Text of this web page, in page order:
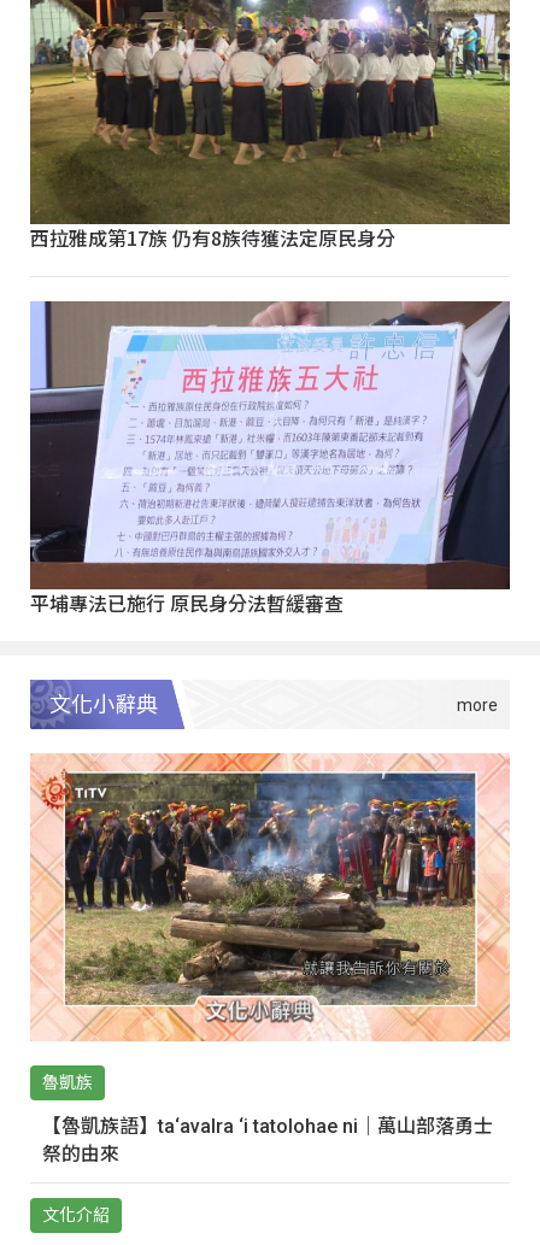
西拉雅成第17族 仍有8族待獲法定原民身分
平埔專法已施行 原民身分法暫緩審查
文化小辭典
魯凱族
【魯凱族語】ta‘avalra ‘i tatolohae ni｜萬山部落勇士
祭的由來
文化介紹